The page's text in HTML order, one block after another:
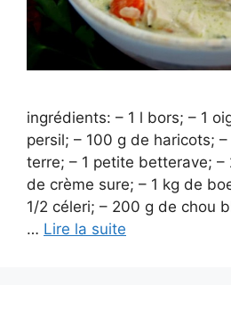
ingrédients: – 1 l bors; – 1
persil; – 100 g de haricots;
terre; – 1 petite betterave; –
de crème sure; – 1 kg de
1/2 céleri; – 200 g de chou
… Lire la suite